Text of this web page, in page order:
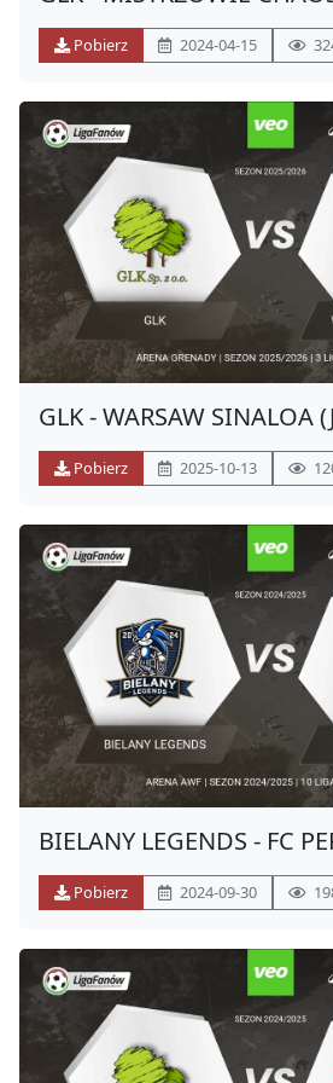
20 Bramka
2024)
Pobierz 2024-04-15
GLK - WARSAW SINALOA
Pobierz 2025-10-13
BIELANY LEGENDS - FC
2024)
Pobierz 2024-09-30